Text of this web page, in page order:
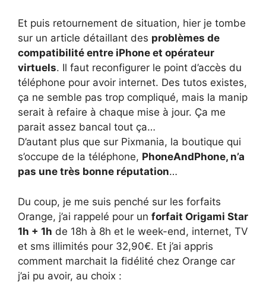
Et puis retournement de situation, hier je tombe
sur un article détaillant des problèmes de
compatibilité entre iPhone et opérateur
virtuels. Il faut reconfigurer le point d’accès du
téléphone pour avoir internet. Des tutos existes,
ça ne semble pas trop compliqué, mais la manip
serait à refaire à chaque mise à jour. Ça me
parait assez bancal tout ça…
D’autant plus que sur Pixmania, la boutique qui
s’occupe de la téléphone, PhoneAndPhone, n’a
pas une très bonne réputation…
Du coup, je me suis penché sur les forfaits
Orange, j’ai rappelé pour un forfait Origami Star
1h + 1h de 18h à 8h et le week-end, internet, TV
et sms illimités pour 32,90€. Et j’ai appris
comment marchait la fidélité chez Orange car
j’ai pu avoir, au choix :